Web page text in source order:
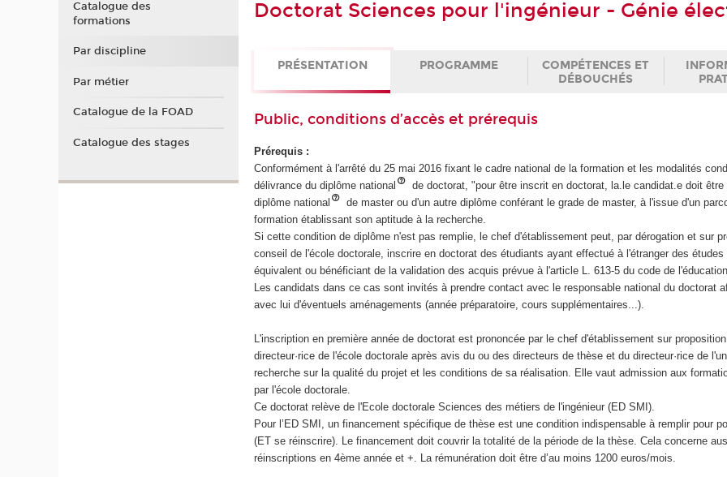
Doctorat Sciences pour l'ingénieur - Génie
PRÉSENTATION PROGRAMME
COMPÉTENCES ET
DÉBOUCHÉS
Public, conditions d’accès et prérequis
Prérequis :
Conformément à l'arrêté du 25 mai 2016 fixant le cadre national de la formation et les modalités
délivrance du diplôme national
de doctorat, "pour être inscrit en doctorat, la.le candidat.e doit être
diplôme national
de master ou d'un autre diplôme conférant le grade de master, à l'issue d'un
formation établissant son aptitude à la recherche.
Si cette condition de diplôme n'est pas remplie, le chef d'établissement peut, par dérogation et sur
conseil de l'école doctorale, inscrire en doctorat des étudiants ayant effectué à l'étranger des études
équivalent ou bénéficiant de la validation des acquis prévue à l'article L. 613-5 du code de
Les candidats dans ce cas sont invités à prendre contact avec le responsable national du doctorat
avec lui d'éventuels aménagements (année préparatoire, cours supplémentaires...).
L'inscription en première année de doctorat est prononcée par le chef d'établissement sur
directeur·rice de l'école doctorale après avis du ou des directeurs de thèse et du directeur·rice de
recherche sur la qualité du projet et les conditions de sa réalisation. Elle vaut admission aux
par l'école doctorale.
Ce doctorat relève de l'Ecole doctorale Sciences des métiers de l'ingénieur (ED SMI).
Pour l’ED SMI, un financement spécifique de thèse est une condition indispensable à remplir pour
(ET se réinscrire). Le financement doit couvrir la totalité de la période de la thèse. Cela concerne
réinscriptions en 4ème année et +. La rémunération doit être d’au moins 1200 euros/mois.
Catalogue des
formations
Par discipline
Par métier
Catalogue de la FOAD
Catalogue des stages